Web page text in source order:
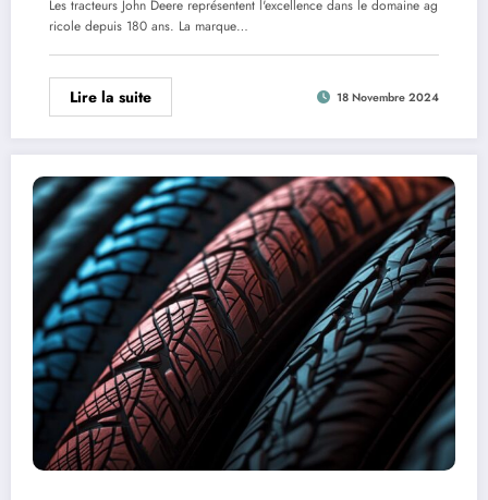
Les tracteurs John Deere représentent l'excellence dans le domaine ag
ricole depuis 180 ans. La marque…
Lire la suite 18 Novembre 2024